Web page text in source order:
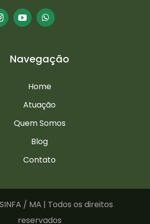
Navegação
Home
Atuação
Quem Somos
Blog
Contato
/ MA | Todos os direitos
reservados